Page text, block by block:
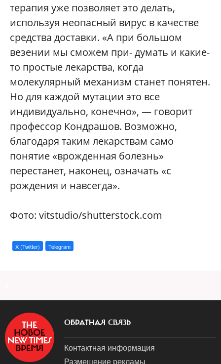
терапия уже позволяет это делать,
используя неопасный вирус в качестве
средства доставки. «А при большом
везении мы сможем при- думать и какие-
то простые лекарства, когда
молекулярный механизм станет понятен.
Но для каждой мутации это все
индивидуально, конечно», — говорит
профессор Кондрашов. Возможно,
благодаря таким лекарствам само
понятие «врожденная болезнь»
перестанет, наконец, означать «с
рождения и навсегда».
Фото: vitstudio/shutterstock.com
X (Twitter) Telegram
ОБРАТНАЯ СВЯЗЬ
Контактная информация
Размещение рекламы